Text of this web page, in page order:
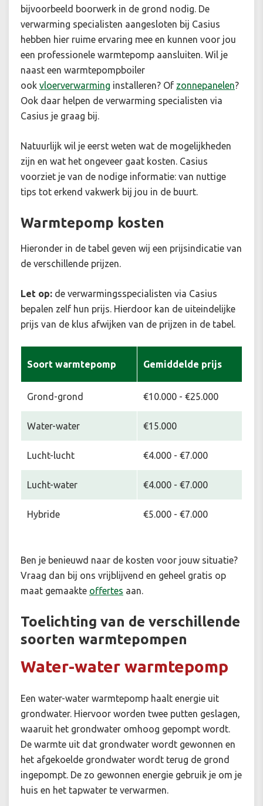
bijvoorbeeld boorwerk in de grond nodig. De
verwarming specialisten aangesloten bij Casius
hebben hier ruime ervaring mee en kunnen voor jou
een professionele warmtepomp aansluiten. Wil je
naast een warmtepompboiler
ook vloerverwarming installeren? Of zonnepanelen?
Ook daar helpen de verwarming specialisten via
Casius je graag bij.
Natuurlijk wil je eerst weten wat de mogelijkheden
zijn en wat het ongeveer gaat kosten. Casius
voorziet je van de nodige informatie: van nuttige
tips tot erkend vakwerk bij jou in de buurt.
Warmtepomp kosten
Hieronder in de tabel geven wij een prijsindicatie van
de verschillende prijzen.
Let op: de verwarmingsspecialisten via Casius
bepalen zelf hun prijs. Hierdoor kan de uiteindelijke
prijs van de klus afwijken van de prijzen in de tabel.
Soort warmtepomp Gemiddelde prijs
Grond-grond €10.000 - €25.000
Water-water €15.000
Lucht-lucht €4.000 - €7.000
Lucht-water €4.000 - €7.000
Hybride €5.000 - €7.000
Ben je benieuwd naar de kosten voor jouw situatie?
Vraag dan bij ons vrijblijvend en geheel gratis op
maat gemaakte offertes aan.
Toelichting van de verschillende
soorten warmtepompen
Water-water warmtepomp
Een water-water warmtepomp haalt energie uit
grondwater. Hiervoor worden twee putten geslagen,
waaruit het grondwater omhoog gepompt wordt.
De warmte uit dat grondwater wordt gewonnen en
het afgekoelde grondwater wordt terug de grond
ingepompt. De zo gewonnen energie gebruik je om je
huis en het tapwater te verwarmen.